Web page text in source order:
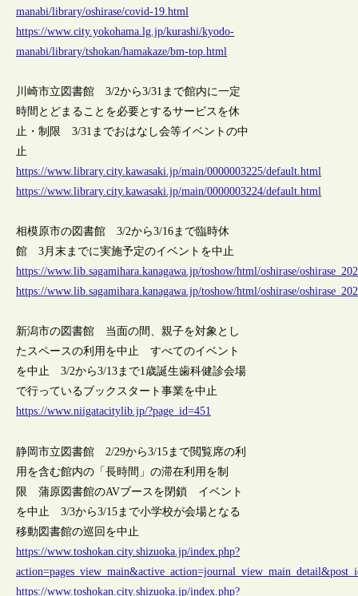
manabi/library/oshirase/covid-19.html
https://www.city.yokohama.lg.jp/kurashi/kyodo-
manabi/library/tshokan/hamakaze/bm-top.html
川崎市立図書館 3/2から3/31まで館内に一定
時間とどまることを必要とするサービスを休
止・制限 3/31までおはなし会等イベントの中
止
https://www.library.city.kawasaki.jp/main/0000003225/default.html
https://www.library.city.kawasaki.jp/main/0000003224/default.html
相模原市の図書館 3/2から3/16まで臨時休
館 3月末までに実施予定のイベントを中止
https://www.lib.sagamihara.kanagawa.jp/toshow/html/oshirase/
https://www.lib.sagamihara.kanagawa.jp/toshow/html/oshirase/
新潟市の図書館 当面の間、親子を対象とし
たスペースの利用を中止 すべてのイベント
を中止 3/2から3/13まで1歳誕生歯科健診会場
で行っているブックスタート事業を中止
https://www.niigatacitylib.jp/?page_id=451
静岡市立図書館 2/29から3/15まで閲覧席の利
用を含む館内の「長時間」の滞在利用を制
限 蒲原図書館のAVブースを閉鎖 イベント
を中止 3/3から3/15まで小学校が会場となる
移動図書館の巡回を中止
https://www.toshokan.city.shizuoka.jp/index.php?
https://www.toshokan.city.shizuoka.jp/index.php?